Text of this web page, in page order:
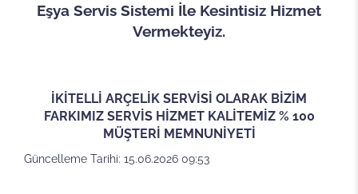
Eşya Servis Sistemi İle Kesintisiz Hizmet
Vermekteyiz.
İKİTELLİ ARÇELİK SERVİSİ OLARAK BİZİM
FARKIMIZ SERVİS HİZMET KALİTEMİZ % 100
MÜŞTERİ MEMNUNİYETİ
Güncelleme Tarihi: 15.06.2026 09:53